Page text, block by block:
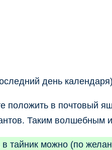
день
положить в почтовый
Таким
в тайник можно (по